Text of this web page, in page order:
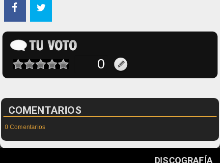
COMENTARIOS
0 Comentarios
DISCOGRAFÍA